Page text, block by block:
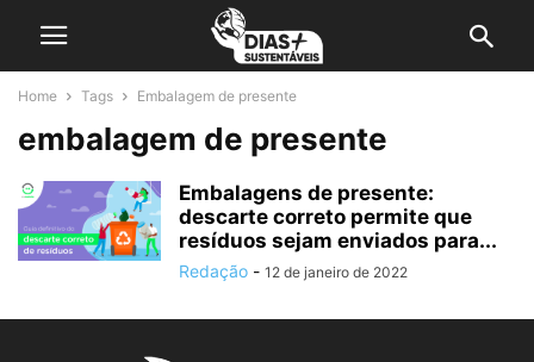
Home Tags Embalagem de presente
embalagem de presente
Embalagens de presente:
descarte correto permite que
resíduos sejam enviados para...
Redação - 12 de janeiro de 2022